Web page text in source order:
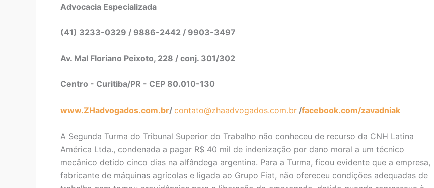
Advocacia Especializada
(41) 3233-0329 / 9886-2442 / 9903-3497
Av. Mal Floriano Peixoto, 228 / conj. 301/302
Centro - Curitiba/PR - CEP 80.010-130
www.ZHadvogados.com.br/ contato@zhaadvogados.com.br /facebook.com/zavadniak
A Segunda Turma do Tribunal Superior do Trabalho não conheceu de recurso da CNH Latina
América Ltda., condenada a pagar R$ 40 mil de indenização por dano moral a um técnico
mecânico detido cinco dias na alfândega argentina. Para a Turma, ficou evidente que a empresa,
fabricante de máquinas agrícolas e ligada ao Grupo Fiat, não ofereceu condições adequadas de